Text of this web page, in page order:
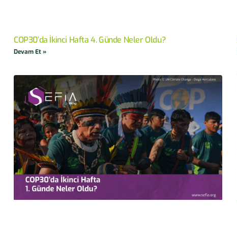
COP30’da İkinci Hafta 4. Günde Neler Oldu?
Devam Et »